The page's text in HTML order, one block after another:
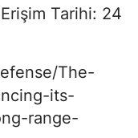
Tarihi: 24
The-
its-
range-